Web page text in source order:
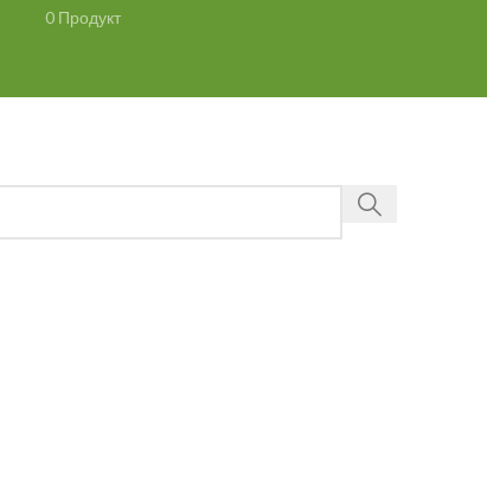
0 Продукт